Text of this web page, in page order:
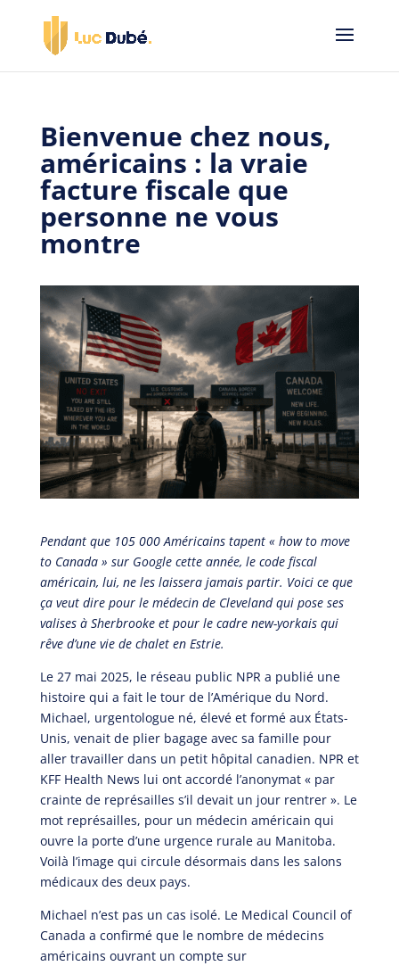
Bienvenue chez nous,
américains : la vraie
facture fiscale que
personne ne vous
montre
Pendant que 105 000 Américains tapent « how to move
to Canada » sur Google cette année, le code fiscal
américain, lui, ne les laissera jamais partir. Voici ce que
ça veut dire pour le médecin de Cleveland qui pose ses
valises à Sherbrooke et pour le cadre new-yorkais qui
rêve d’une vie de chalet en Estrie.
Le 27 mai 2025, le réseau public NPR a publié une
histoire qui a fait le tour de l’Amérique du Nord.
Michael, urgentologue né, élevé et formé aux États-
Unis, venait de plier bagage avec sa famille pour
aller travailler dans un petit hôpital canadien. NPR et
KFF Health News lui ont accordé l’anonymat « par
crainte de représailles s’il devait un jour rentrer ». Le
mot représailles, pour un médecin américain qui
ouvre la porte d’une urgence rurale au Manitoba.
Voilà l’image qui circule désormais dans les salons
médicaux des deux pays.
Michael n’est pas un cas isolé. Le Medical Council of
Canada a confirmé que le nombre de médecins
américains ouvrant un compte sur